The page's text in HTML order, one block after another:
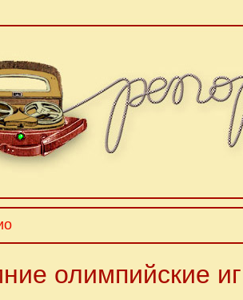
олимпийские